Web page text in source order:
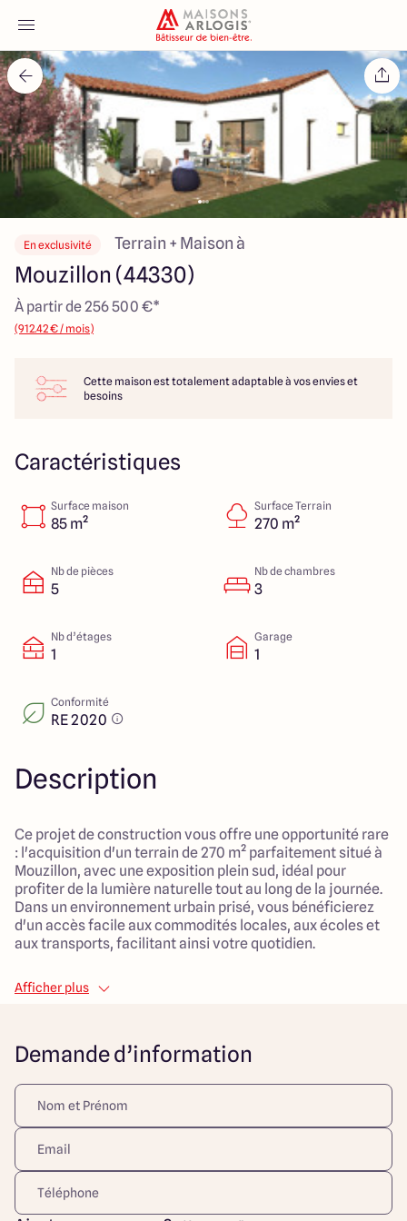
Accueil
Nos maisons
Nos annonces
Votre projet
Qui sommes-nous
Maisons ARLOGIS Nantes
4.7 4.7
En exclusivité Terrain + Maison à
Mouzillon (44330)
À partir de 256 500 €*
(912.42 € / mois)
Cette maison est totalement adaptable à vos envies et
besoins
Caractéristiques
Surface maison
85 m²
Surface Terrain
270 m²
Nb de pièces
5
Nb de chambres
3
Nb d’étages
1
Garage
1
Conformité
RE 2020
Description
Ce projet de construction vous offre une opportunité rare
: l'acquisition d'un terrain de 270 m² parfaitement situé à
Mouzillon, avec une exposition plein sud, idéal pour
profiter de la lumière naturelle tout au long de la journée.
Dans un environnement urbain prisé, vous bénéficierez
d'un accès facile aux commodités locales, aux écoles et
aux transports, facilitant ainsi votre quotidien.
La maison à bâtir est conçue pour optimiser chaque
mètre carré. Avec ses 85 m² de surface habitable, elle
m² constitue un lieu de vie convivial où il fait bon se
précieuse, vous offrant du rangement supplémentaire et
un accès facilité.
Construite dans un style traditionnel, cette maison sera
équipée d'un chauffage par pompe à chaleur,
garantissant un confort thermique en toutes saisons.
L'eau chaude sera fournie de manière individuelle, vous
permettant de gérer votre consommation de manière
Afficher plus
Demande d’information